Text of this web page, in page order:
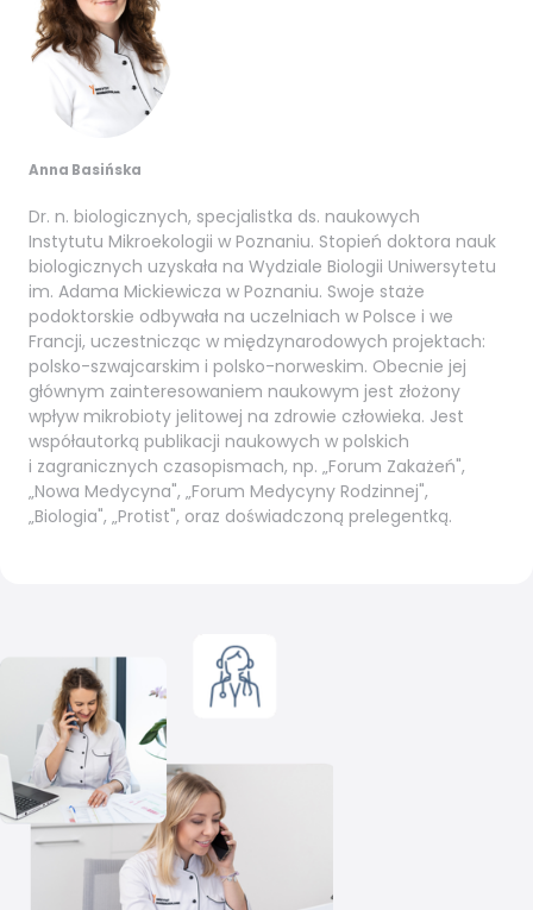
Anna Basińska
Dr. n. biologicznych, specjalistka ds. naukowych
Instytutu Mikroekologii w Poznaniu. Stopień doktora nauk
biologicznych uzyskała na Wydziale Biologii Uniwersytetu
im. Adama Mickiewicza w Poznaniu. Swoje staże
podoktorskie odbywała na uczelniach w Polsce i we
Francji, uczestnicząc w międzynarodowych projektach:
polsko-szwajcarskim i polsko-norweskim. Obecnie jej
głównym zainteresowaniem naukowym jest złożony
wpływ mikrobioty jelitowej na zdrowie człowieka. Jest
współautorką publikacji naukowych w polskich
i zagranicznych czasopismach, np. „Forum Zakażeń",
„Nowa Medycyna", „Forum Medycyny Rodzinnej",
„Biologia", „Protist", oraz doświadczoną prelegentką.